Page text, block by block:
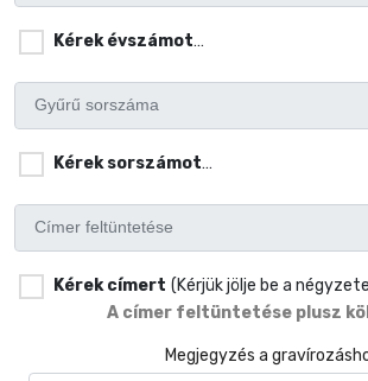
Kérek évszámot(Kérjük jölje be a
Kérek sorszámot(Kérjük jölje be a
Kérek címert (Kérjük jölje be a
A címer feltüntetése plusz
Megjegyzés a